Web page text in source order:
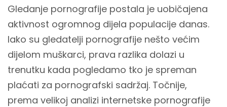
Gledanje pornografije postala je uobičajena
aktivnost ogromnog dijela populacije danas.
Iako su gledatelji pornografije nešto većim
dijelom muškarci, prava razlika dolazi u
trenutku kada pogledamo tko je spreman
plaćati za pornografski sadržaj. Točnije,
prema velikoj analizi internetske pornografije